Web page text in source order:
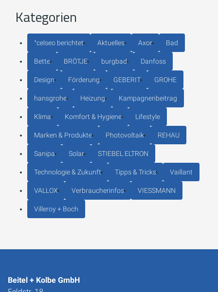
Kategorien
°celseo berichtet Aktuelles Axor Bad
Bette BRÖTJE burgbad Danfoss
Design Förderung GEBERIT GROHE
hansgrohe Heizung Kampagnenbeitrag
Klima Komfort & Hygiene Lifestyle
Marken & Produkte Photovoltaik REHAU
Sanipa Solar STIEBEL ELTRON
Technologie & Zukunft Tipps & Tricks Vaillant
VALLOX Verbraucherinfos VIESSMANN
Villeroy + Boch
Beitel + Kolbe GmbH